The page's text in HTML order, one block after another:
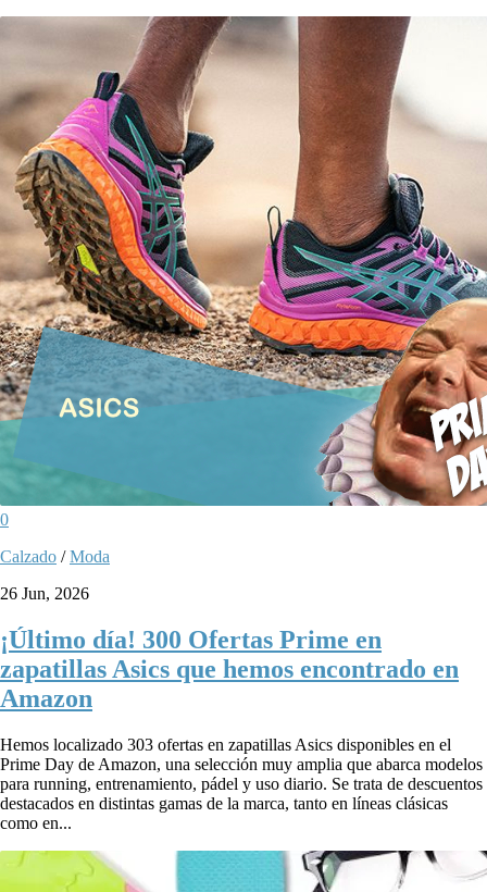
0
Calzado /Moda
26 Jun, 2026
¡Último día! 300 Ofertas Prime en
zapatillas Asics que hemos encontrado en
Amazon
Hemos localizado 303 ofertas en zapatillas Asics disponibles en el
Prime Day de Amazon, una selección muy amplia que abarca modelos
para running, entrenamiento, pádel y uso diario. Se trata de descuentos
destacados en distintas gamas de la marca, tanto en líneas clásicas
como en...